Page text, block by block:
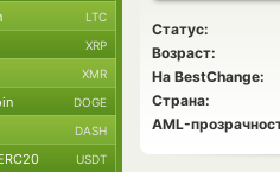
Статус:
Возраст:
На BestChange:
Страна:
AML-
LTC
XRP
XMR
DOGE
DASH
USDT